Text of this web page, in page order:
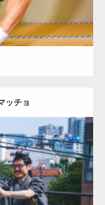
ッチョ
細マッチョ) 背中